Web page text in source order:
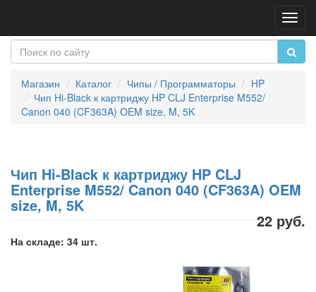
Магазин Каталог Чипы / Программаторы
HP
Чип Hi-Black к картриджу HP CLJ Enterprise M552/
Canon 040 (CF363A) OEM size, M, 5K
Чип Hi-Black к картриджу HP CLJ
Enterprise M552/ Canon 040 (CF363A) OEM
size, M, 5K
22 руб.
На складе: 34 шт.